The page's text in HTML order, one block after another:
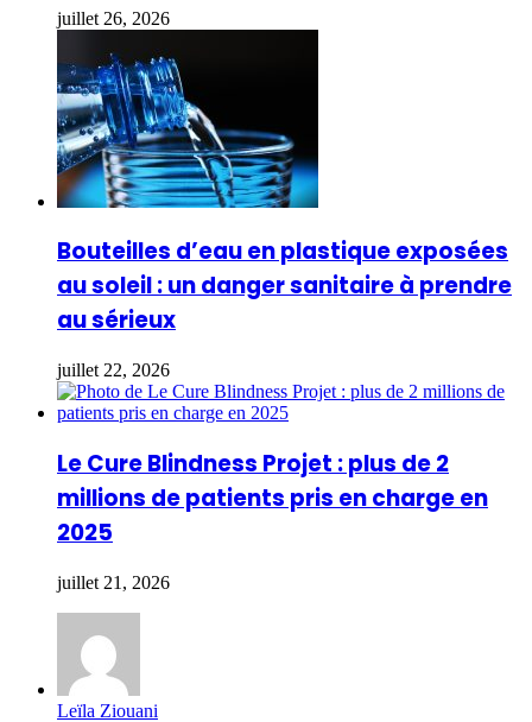
juillet 26, 2026
Bouteilles d’eau en plastique exposées
au soleil : un danger sanitaire à prendre
au sérieux
juillet 22, 2026
Le Cure Blindness Projet : plus de 2
millions de patients pris en charge en
2025
juillet 21, 2026
Leïla Ziouani